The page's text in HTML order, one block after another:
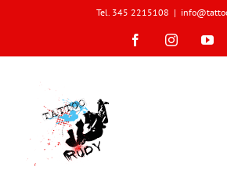
Tel. 345 2215108 |
FacebookInstagram